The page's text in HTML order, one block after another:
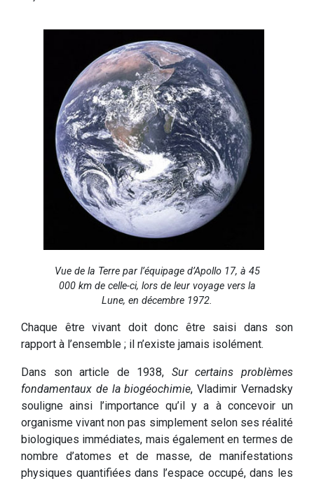
Vue de la Terre par l’équipage d’Apollo 17, à 45
000 km de celle-ci, lors de leur voyage vers la
Lune, en décembre 1972.
Chaque être vivant doit donc être saisi dans son
rapport à l’ensemble ; il n’existe jamais isolément.
Dans son article de 1938, Sur certains problèmes
fondamentaux de la biogéochimie, Vladimir Vernadsky
souligne ainsi l’importance qu’il y a à concevoir un
organisme vivant non pas simplement selon ses réalité
biologiques immédiates, mais également en termes de
nombre d’atomes et de masse, de manifestations
physiques quantifiées dans l’espace occupé, dans les